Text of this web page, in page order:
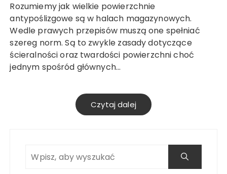
Rozumiemy jak wielkie powierzchnie
antypoślizgowe są w halach magazynowych.
Wedle prawych przepisów muszą one spełniać
szereg norm. Są to zwykle zasady dotyczące
ścieralności oraz twardości powierzchni choć
jednym spośród głównych…
Czytaj dalej